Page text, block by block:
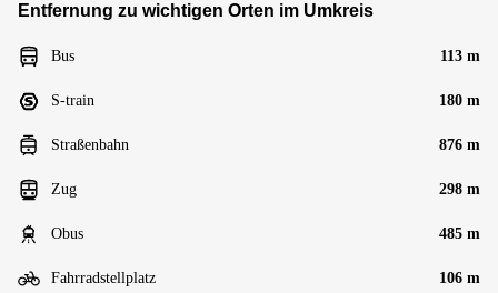
Entfernung zu wichtigen Orten im Umkreis
Bus 113 m
S-train 180 m
Straßenbahn 876 m
Zug 298 m
Obus 485 m
Fahrradstellplatz 106 m